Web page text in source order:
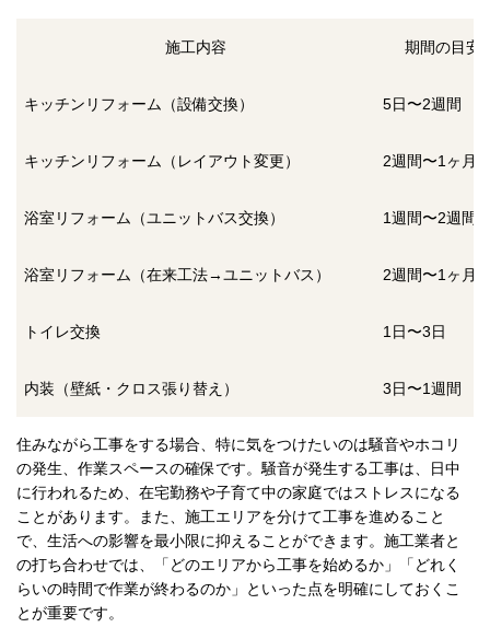
施工内容 期間の目安
キッチンリフォーム（設備交換） 5日〜2週間
キッチンリフォーム（レイアウト変更） 2週間〜1ヶ月
浴室リフォーム（ユニットバス交換） 1週間〜2週間
浴室リフォーム（在来工法→ユニットバス） 2週間〜1ヶ月
トイレ交換 1日〜3日
内装（壁紙・クロス張り替え） 3日〜1週間
住みながら工事をする場合、特に気をつけたいのは騒音やホコリ
の発生、作業スペースの確保です。騒音が発生する工事は、日中
に行われるため、在宅勤務や子育て中の家庭ではストレスになる
ことがあります。また、施工エリアを分けて工事を進めること
で、生活への影響を最小限に抑えることができます。施工業者と
の打ち合わせでは、「どのエリアから工事を始めるか」「どれく
らいの時間で作業が終わるのか」といった点を明確にしておくこ
とが重要です。